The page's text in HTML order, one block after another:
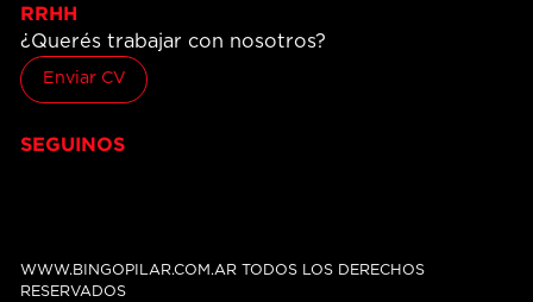
RRHH
¿Querés trabajar con nosotros?
Enviar CV
SEGUINOS
WWW.BINGOPILAR.COM.AR TODOS LOS DERECHOS
RESERVADOS